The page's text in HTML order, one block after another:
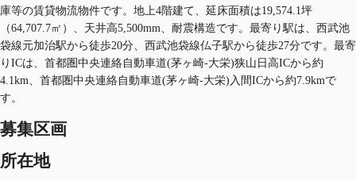
庫等の賃貸物流物件です。地上4階建て、延床面積は19,574.1坪
（64,707.7㎡）、天井高5,500mm、耐震構造です。最寄り駅は、西武池
袋線元加治駅から徒歩20分、西武池袋線仏子駅から徒歩27分です。最寄
りICは、首都圏中央連絡自動車道(茅ヶ崎-大栄)狭山日高ICから約
4.1km、首都圏中央連絡自動車道(茅ヶ崎-大栄)入間ICから約7.9kmで
す。
募集区画
所在地